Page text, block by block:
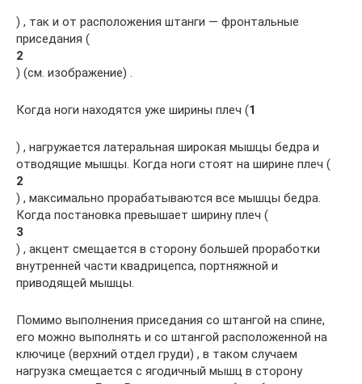
) , так и от расположения штанги — фронтальные
приседания (
2
) (см. изображение) .
Когда ноги находятся уже ширины плеч (1
) , нагружается латеральная широкая мышцы бедра и
отводящие мышцы. Когда ноги стоят на ширине плеч (
2
) , максимально прорабатываются все мышцы бедра.
Когда постановка превышает ширину плеч (
3
) , акцент смещается в сторону большей проработки
внутренней части квадрицепса, портняжной и
приводящей мышцы.
Помимо выполнения приседания со штангой на спине,
его можно выполнять и со штангой расположенной на
ключице (верхний отдел груди) , в таком случаем
нагрузка смещается с ягодичный мышц в сторону